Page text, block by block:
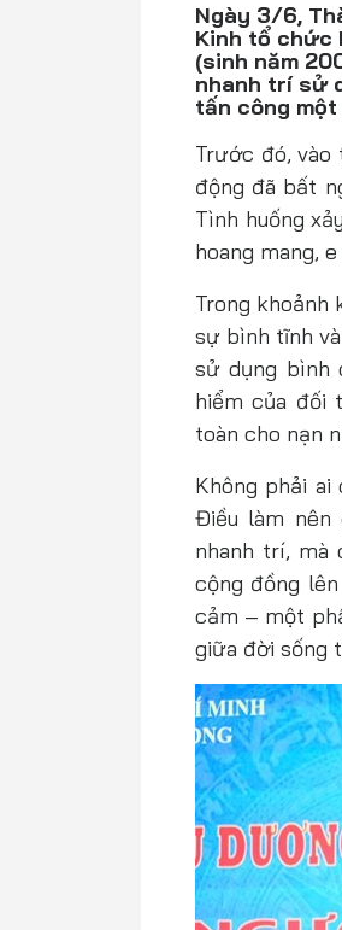
Ngày 3/6,
Kinh tổ chức
(sinh năm
nhanh trí sử
tấn công
Trước đó,
động đã bất
Tình huống
hoang mang,
Trong khoảnh
sự bình tĩnh
sử dụng bình
hiểm của đối
toàn cho nạn
Không phải
Điều làm nên
nhanh trí, mà
cộng đồng
cảm – một
giữa đời sống